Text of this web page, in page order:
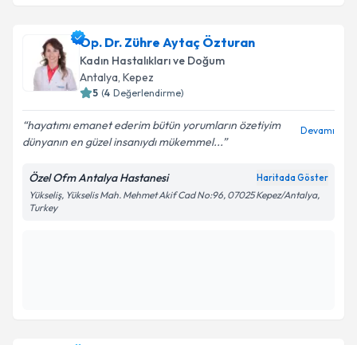
Op. Dr. Zühre Aytaç Özturan
Kadın Hastalıkları ve Doğum
Antalya, Kepez
5 (4 Değerlendirme)
hayatımı emanet ederim bütün yorumların özetiyim
dünyanın en güzel insanıydı mükemmel...
Devamı
Özel Ofm Antalya Hastanesi Haritada Göster
Yükseliş, Yükselis Mah. Mehmet Akif Cad No:96, 07025 Kepez/Antalya,
Turkey